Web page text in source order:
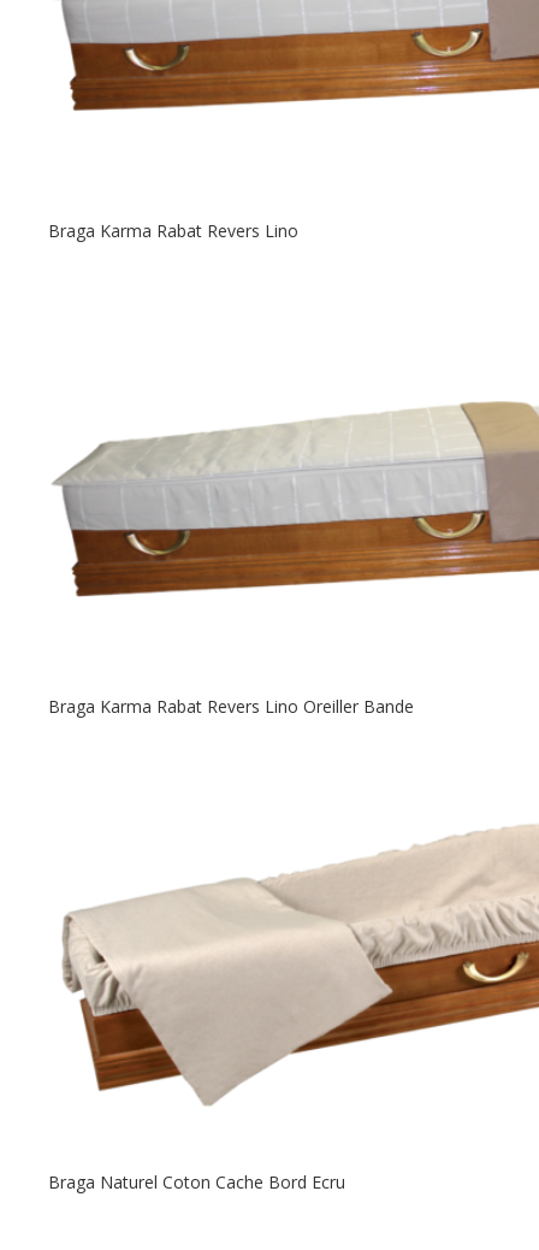
Braga Karma Rabat Revers Lino
Braga Karma Rabat Revers Lino Oreiller Bande
Braga Naturel Coton Cache Bord Ecru